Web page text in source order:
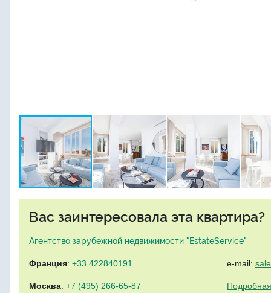
Вас заинтересовала эта квартира?
Агентство зарубежной недвижимости "EstateService"
Франция: +33 422840191
Москва: +7 (495) 266-65-87
e-mail: